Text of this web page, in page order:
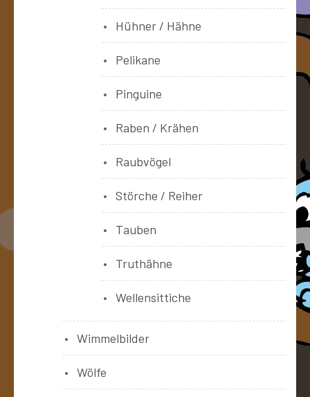
Hühner / Hähne
Pelikane
Pinguine
Raben / Krähen
Raubvögel
Störche / Reiher
Tauben
Truthähne
Wellensittiche
Wimmelbilder
Wölfe